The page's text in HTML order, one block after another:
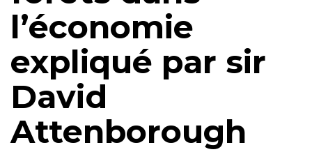
l’économie
expliqué par sir
David
Attenborough